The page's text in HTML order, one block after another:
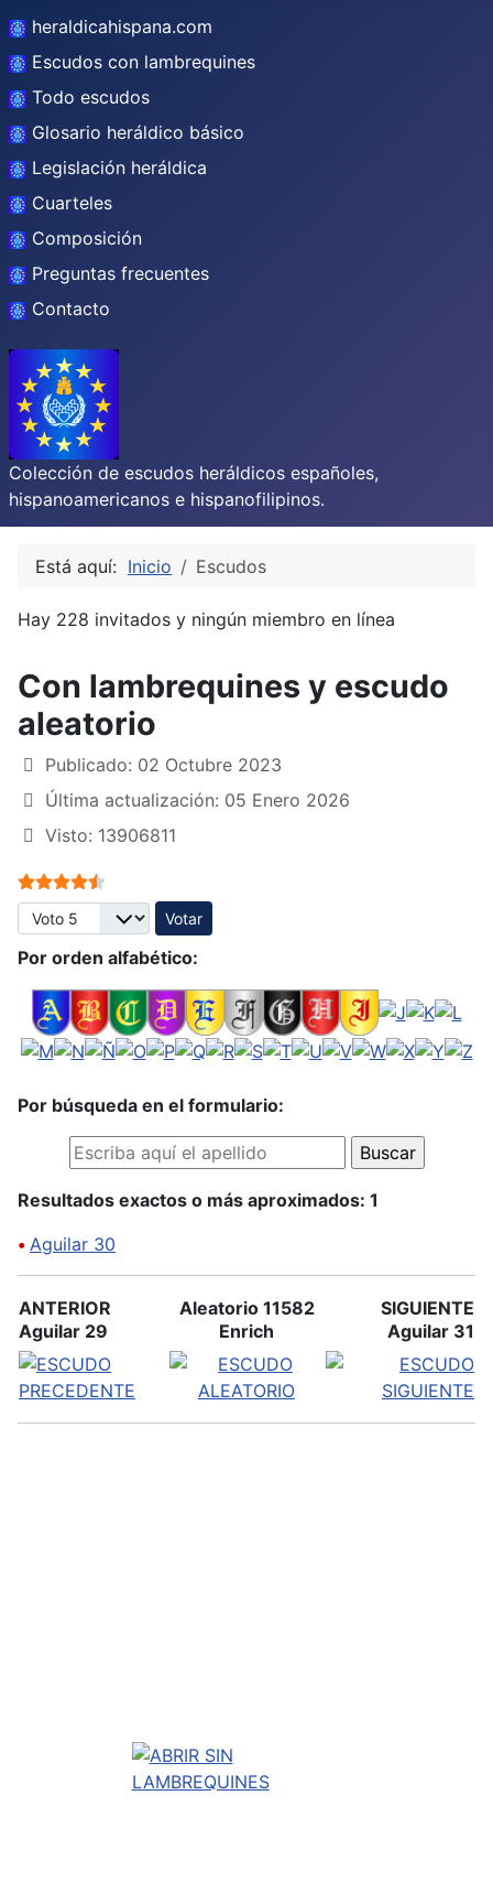
heraldicahispana.com
Escudos con lambrequines
Todo escudos
Glosario heráldico básico
Legislación heráldica
Cuarteles
Composición
Preguntas frecuentes
Contacto
Colección de escudos heráldicos españoles,
hispanoamericanos e hispanofilipinos.
Está aquí: Inicio Escudos
Hay 228 invitados y ningún miembro en línea
Con lambrequines y escudo
aleatorio
Publicado: 02 Octubre 2023
Última actualización: 05 Enero 2026
Visto: 13906811
Ratio:4.5/
Por favor, vote
Por orden alfabético:
Por búsqueda en el formulario:
Resultados exactos o más aproximados: 1
• Aguilar 30
ANTERIOR
Aguilar 29
Aleatorio 11582
Enrich
SIGUIENTE
Aguilar 31